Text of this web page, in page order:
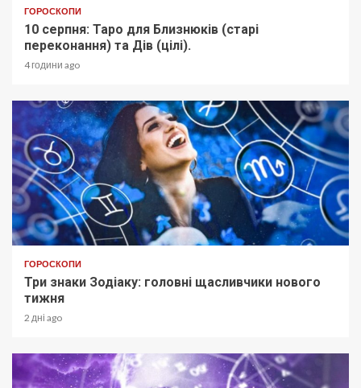
ГОРОСКОПИ
10 серпня: Таро для Близнюків (старі
переконання) та Дів (цілі).
4 години ago
ГОРОСКОПИ
Три знаки Зодіаку: головні щасливчики нового
тижня
2 дні ago